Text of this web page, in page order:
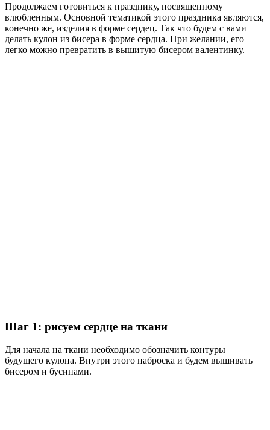
Продолжаем готовиться к празднику, посвященному
влюбленным. Основной тематикой этого праздника являются,
конечно же, изделия в форме сердец. Так что будем с вами
делать кулон из бисера в форме сердца. При желании, его
легко можно превратить в вышитую бисером валентинку.
Шаг 1: рисуем сердце на ткани
Для начала на ткани необходимо обозначить контуры
будущего кулона. Внутри этого наброска и будем вышивать
бисером и бусинами.